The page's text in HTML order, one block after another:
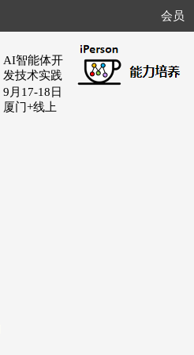
会员
AI智能体开
发技术实践
9月17-18日
厦门+线上